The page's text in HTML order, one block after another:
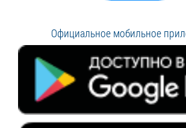
Официальное мобильное